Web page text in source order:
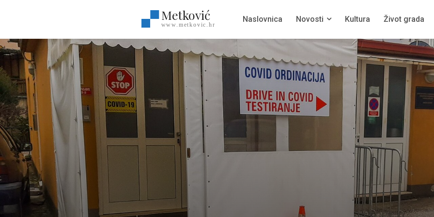
Metković
www.metkovic.hr
Naslovnica Novosti Kultura Život grada